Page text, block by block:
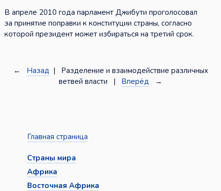
В апреле 2010 года парламент Джибути проголосовал
за принятие поправки к конституции страны, согласно
которой президент может избираться на третий срок.
← Назад | Разделение и взаимодействие различных
ветвей власти | Вперёд →
Главная страница
Страны мира
Африка
Восточная Африка